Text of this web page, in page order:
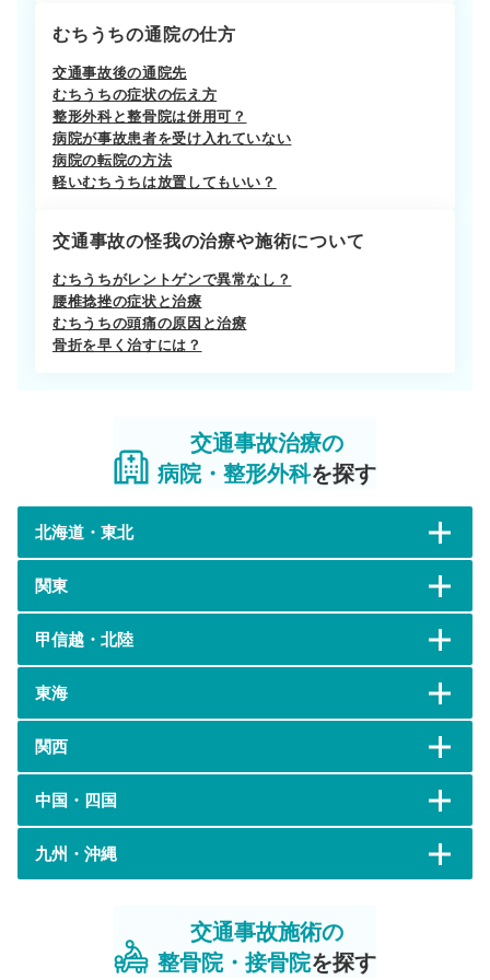
むちうちの通院の仕方
交通事故後の通院先
むちうちの症状の伝え方
整形外科と整骨院は併用可？
病院が事故患者を受け入れていない
病院の転院の方法
軽いむちうちは放置してもいい？
交通事故の怪我の治療や施術について
むちうちがレントゲンで異常なし？
腰椎捻挫の症状と治療
むちうちの頭痛の原因と治療
骨折を早く治すには？
交通事故治療の
病院・整形外科を探す
北海道・東北
関東
甲信越・北陸
東海
関西
中国・四国
九州・沖縄
交通事故施術の
整骨院・接骨院を探す